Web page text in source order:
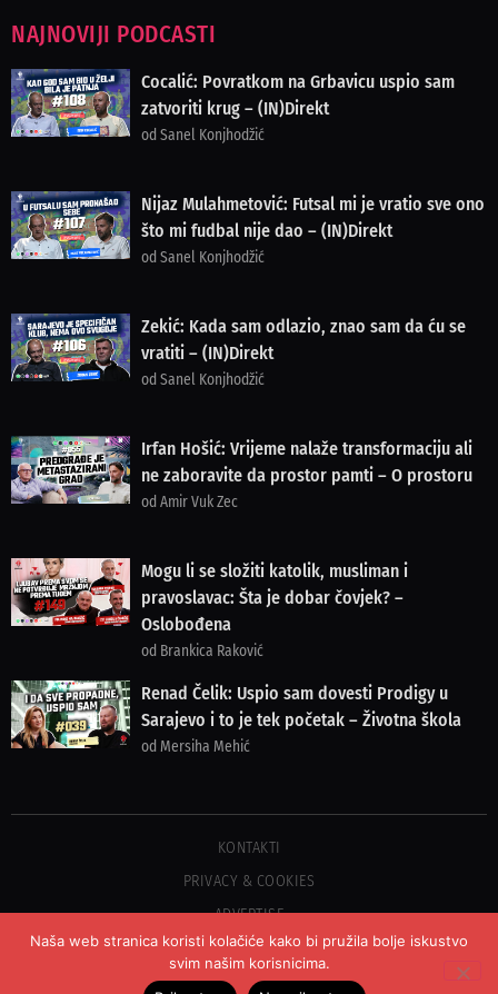
NAJNOVIJI PODCASTI
Cocalić: Povratkom na Grbavicu uspio sam
zatvoriti krug – (IN)Direkt
od Sanel Konjhodžić
Nijaz Mulahmetović: Futsal mi je vratio sve ono
što mi fudbal nije dao – (IN)Direkt
od Sanel Konjhodžić
Zekić: Kada sam odlazio, znao sam da ću se
vratiti – (IN)Direkt
od Sanel Konjhodžić
Irfan Hošić: Vrijeme nalaže transformaciju ali
ne zaboravite da prostor pamti – O prostoru
od Amir Vuk Zec
Mogu li se složiti katolik, musliman i
pravoslavac: Šta je dobar čovjek? –
Oslobođena
od Brankica Raković
Renad Čelik: Uspio sam dovesti Prodigy u
Sarajevo i to je tek početak – Životna škola
od Mersiha Mehić
©2023 COPYRIGHT OSLOBOĐENJE - SVA PRAVA PRIDRŽANA
KONTAKTI
PRIVACY & COOKIES
ADVERTISE
Naša web stranica koristi kolačiće kako bi pružila bolje iskustvo
svim našim korisnicima.